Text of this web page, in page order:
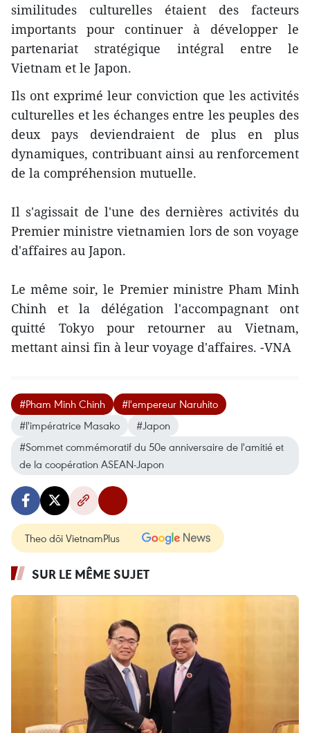
similitudes culturelles étaient des facteurs
importants pour continuer à développer le
partenariat stratégique intégral entre le
Vietnam et le Japon.
Ils ont exprimé leur conviction que les activités
culturelles et les échanges entre les peuples des
deux pays deviendraient de plus en plus
dynamiques, contribuant ainsi au renforcement
de la compréhension mutuelle.
Il s'agissait de l'une des dernières activités du
Premier ministre vietnamien lors de son voyage
d'affaires au Japon.
Le même soir, le Premier ministre Pham Minh
Chinh et la délégation l'accompagnant ont
quitté Tokyo pour retourner au Vietnam,
mettant ainsi fin à leur voyage d'affaires. -VNA
#Pham Minh Chinh
#l'empereur Naruhito
#l'impératrice Masako
#Japon
#Sommet commémoratif du 50e anniversaire de l'amitié et
de la coopération ASEAN-Japon
Theo dõi VietnamPlus
SUR LE MÊME SUJET